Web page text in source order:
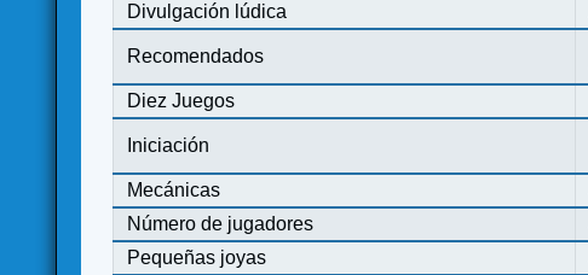
Divulgación lúdica
Recomendados
Diez Juegos
Iniciación
Mecánicas
Número de jugadores
Pequeñas joyas